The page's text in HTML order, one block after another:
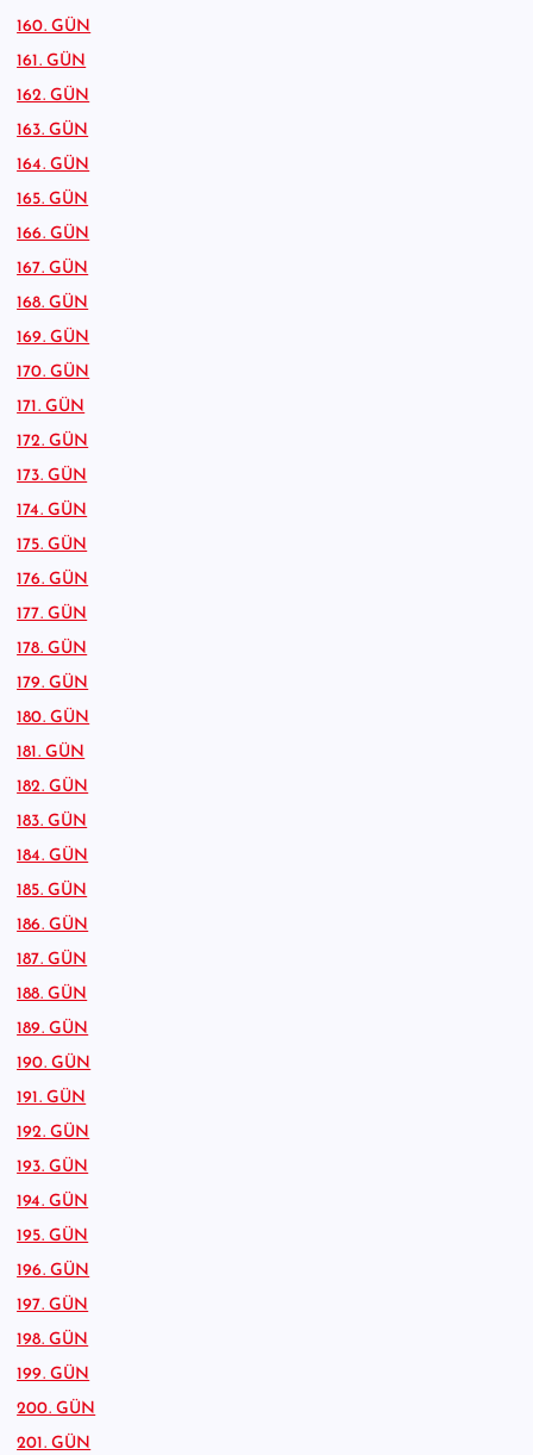
160. GÜN
161. GÜN
162. GÜN
163. GÜN
164. GÜN
165. GÜN
166. GÜN
167. GÜN
168. GÜN
169. GÜN
170. GÜN
171. GÜN
172. GÜN
173. GÜN
174. GÜN
175. GÜN
176. GÜN
177. GÜN
178. GÜN
179. GÜN
180. GÜN
181. GÜN
182. GÜN
183. GÜN
184. GÜN
185. GÜN
186. GÜN
187. GÜN
188. GÜN
189. GÜN
190. GÜN
191. GÜN
192. GÜN
193. GÜN
194. GÜN
195. GÜN
196. GÜN
197. GÜN
198. GÜN
199. GÜN
200. GÜN
201. GÜN